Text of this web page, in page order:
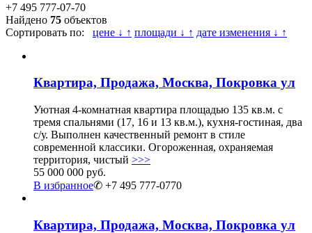
+7 495 777-07-70
Найдено 75 объектов
Сортировать по: цене ↓ ↑ площади ↓ ↑ дате изменения ↓ ↑
Квартира, Продажа, Москва, Покровка ул
Уютная 4-комнатная квартира площадью 135 кв.м. с
тремя спальнями (17, 16 и 13 кв.м.), кухня-гостиная, два
с/у. Выполнен качественный ремонт в стиле
современной классики. Огороженная, охраняемая
территория, чистый >>>
55 000 000 руб.
В избранное✆ +7 495 777-0770
Квартира, Продажа, Москва, Покровка ул